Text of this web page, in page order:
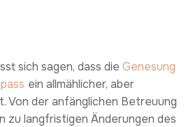
sich sagen, dass die Genesung
ein allmählicher, aber
Von der anfänglichen Betreuung
zu langfristigen Änderungen des